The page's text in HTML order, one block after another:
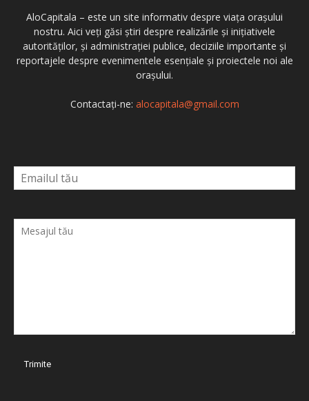
AloCapitala – este un site informativ despre viața orașului
nostru. Aici veți găsi știri despre realizările și inițiativele
autorităților, și administrației publice, deciziile importante și
reportajele despre evenimentele esențiale și proiectele noi ale
orașului.
Contactați-ne: alocapitala@gmail.com